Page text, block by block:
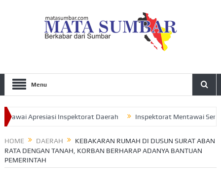
Menu
Apresiasi Inspektorat Daerah Inspektorat Mentawai
HOME DAERAH
KEBAKARAN RUMAH DI DUSUN SURAT ABAN
RATA DENGAN TANAH, KORBAN BERHARAP ADANYA BANTUAN
PEMERINTAH